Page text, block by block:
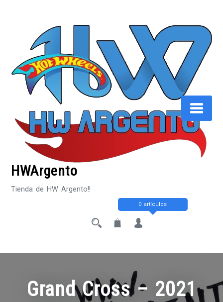
HWArgento
Tienda de HW Argento!!
0 artículos
Grand Cross – 2021